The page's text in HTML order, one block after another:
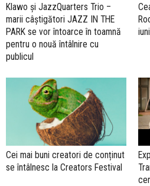
Klawo și JazzQuarters Trio –
marii câștigători JAZZ IN THE
PARK se vor întoarce în toamnă
pentru o nouă întâlnire cu
publicul
Cei mai buni creatori de conținut
se întâlnesc la Creators Festival